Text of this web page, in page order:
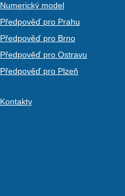
Numerický model
Předpověď pro Prahu
Předpověď pro Brno
Předpověď pro Ostravu
Předpověď pro Plzeň
Kontakty